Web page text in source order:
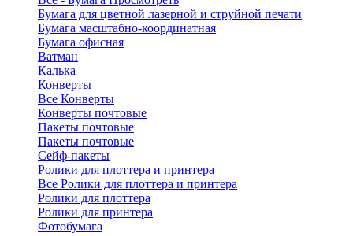
Бумага для цветной лазерной и струйной печати
Бумага масштабно-координатная
Бумага офисная
Ватман
Калька
Конверты
Все Конверты
Конверты почтовые
Пакеты почтовые
Пакеты почтовые
Сейф-пакеты
Ролики для плоттера и принтера
Все Ролики для плоттера и принтера
Ролики для плоттера
Ролики для принтера
Фотобумага